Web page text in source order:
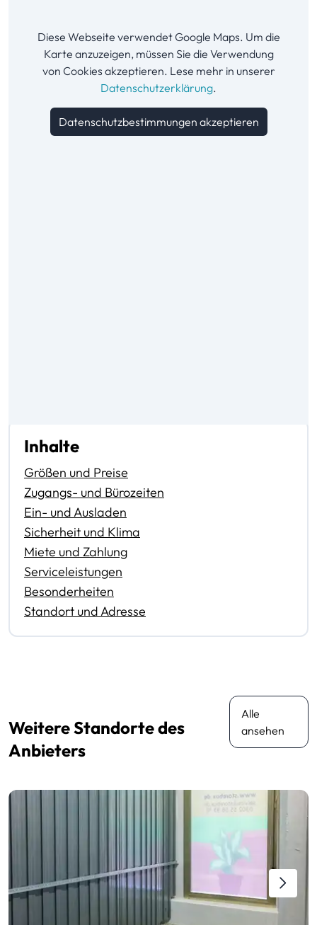
Diese Webseite verwendet Google Maps. Um die
Karte anzuzeigen, müssen Sie die Verwendung
von Cookies akzeptieren. Lese mehr in unserer
Datenschutzerklärung.
Datenschutzbestimmungen akzeptieren
Inhalte
Größen und Preise
Zugangs- und Bürozeiten
Ein- und Ausladen
Sicherheit und Klima
Miete und Zahlung
Serviceleistungen
Besonderheiten
Standort und Adresse
Weitere Standorte des
Anbieters
Alle
ansehen